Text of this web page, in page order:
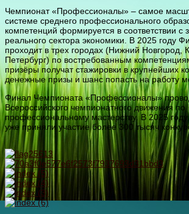
Чемпионат «Профессионалы» – самое
системе среднего профессионального
компетенций формируется в соответствии с
реального сектора экономики. В 2025 году
проходит в трех городах (Нижний Новгород,
Петербург) по востребованным
призёры получат стажировки в крупнейших
денежные призы и шанс попасть на работу
Финал Чемпионата «Профессионалы»
Всероссийского чемпионатного движения по
профессиональному мастерству. В 2025
уже приняли участие более 300 тысяч